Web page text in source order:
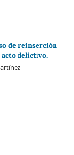
de reinserción
acto delictivo.